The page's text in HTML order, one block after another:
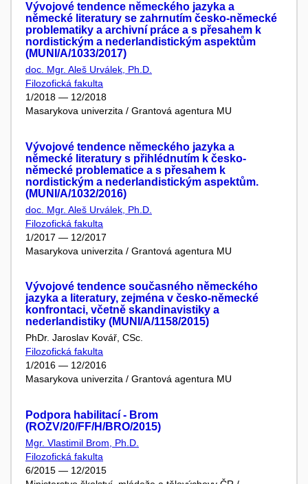
Vývojové tendence německého jazyka a
německé literatury se zahrnutím česko-německé
problematiky a archivní práce a s přesahem k
nordistickým a nederlandistickým aspektům
(MUNI/A/1033/2017)
doc. Mgr. Aleš Urválek, Ph.D.
Filozofická fakulta
1/2018 — 12/2018
Masarykova univerzita / Grantová agentura MU
Vývojové tendence německého jazyka a
německé literatury s přihlédnutím k česko-
německé problematice a s přesahem k
nordistickým a nederlandistickým aspektům.
(MUNI/A/1032/2016)
doc. Mgr. Aleš Urválek, Ph.D.
Filozofická fakulta
1/2017 — 12/2017
Masarykova univerzita / Grantová agentura MU
Vývojové tendence současného německého
jazyka a literatury, zejména v česko-německé
konfrontaci, včetně skandinavistiky a
nederlandistiky (MUNI/A/1158/2015)
PhDr. Jaroslav Kovář, CSc.
Filozofická fakulta
1/2016 — 12/2016
Masarykova univerzita / Grantová agentura MU
Podpora habilitací - Brom
(ROZV/20/FF/H/BRO/2015)
Mgr. Vlastimil Brom, Ph.D.
Filozofická fakulta
6/2015 — 12/2015